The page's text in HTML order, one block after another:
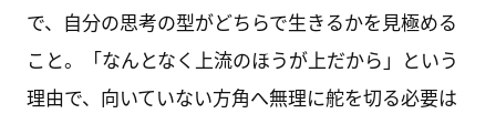
で、自分の思考の型がどちらで生きるかを見極める
こと。「なんとなく上流のほうが上だから」という
理由で、向いていない方角へ無理に舵を切る必要は